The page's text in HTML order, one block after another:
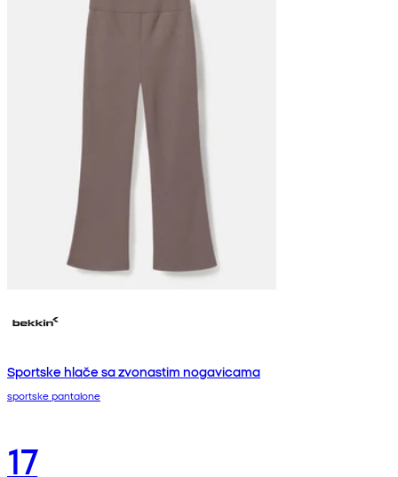
Sportske hlače sa zvonastim nogavicama
sportske pantalone
17